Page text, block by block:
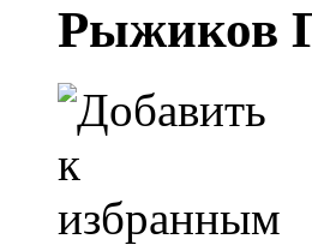
Рыжиков